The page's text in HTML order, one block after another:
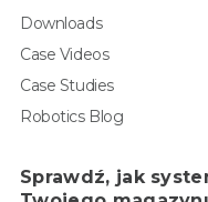
Downloads
Case Videos
Case Studies
Robotics Blog
Sprawdź, jak